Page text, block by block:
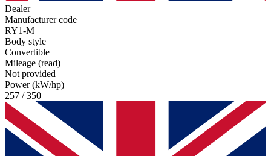
Dealer
Manufacturer code
RY1-M
Body style
Convertible
Mileage (read)
Not provided
Power (kW/hp)
257 / 350